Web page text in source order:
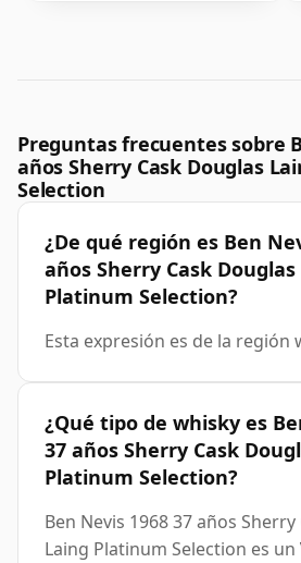
Preguntas frecuentes sobre
años Sherry Cask Douglas
Selection
¿De qué región es Ben
años Sherry Cask
Platinum Selection?
Esta expresión es de la región
¿Qué tipo de whisky es
37 años Sherry Cask
Platinum Selection?
Ben Nevis 1968 37 años
Laing Platinum Selection es un